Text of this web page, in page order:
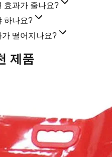
효과가 줄나요?
하나요?
떨어지나요?
제품